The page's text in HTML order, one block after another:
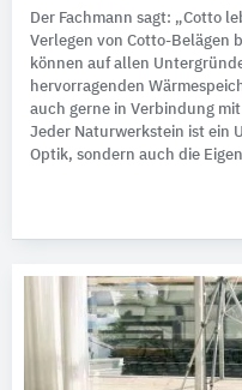
Der Fachmann sagt: „Cotto
Verlegen von Cotto-Belägen
können auf allen
hervorragenden
auch gerne in Verbindung
Jeder Naturwerkstein ist ein
Optik, sondern auch die